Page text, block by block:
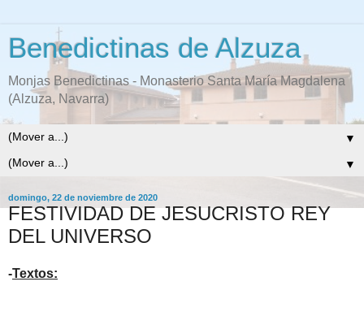
Benedictinas de Alzuza
Monjas Benedictinas - Monasterio Santa María Magdalena
(Alzuza, Navarra)
▼
▼
domingo, 22 de noviembre de 2020
FESTIVIDAD DE JESUCRISTO REY
DEL UNIVERSO
-Textos: